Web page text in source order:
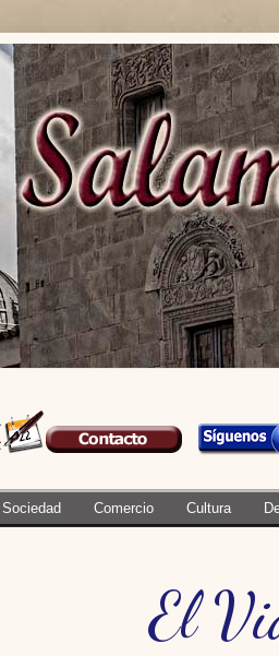
Sociedad Comercio Cultura
El